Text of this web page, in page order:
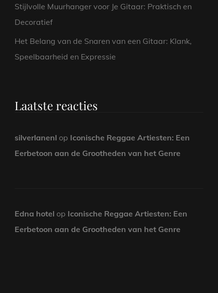
Stijlvolle Muurhanger voor Je Gitaar: Praktisch en
Decoratief
Het Belang van de Snaren van een Gitaar: Klank,
Speelbaarheid en Expressie
Laatste reacties
silverlanenl op Iconische Reggae Artiesten: Een
Eerbetoon aan de Grootheden van het Genre
Edna hotel op Iconische Reggae Artiesten: Een
Eerbetoon aan de Grootheden van het Genre